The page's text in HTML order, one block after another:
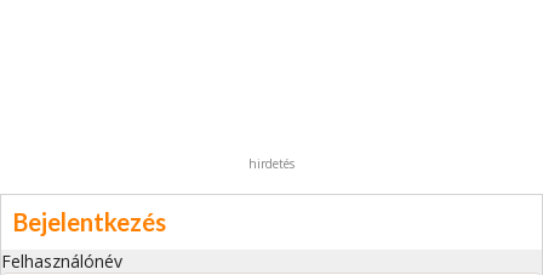
hirdetés
Bejelentkezés
Felhasználónév